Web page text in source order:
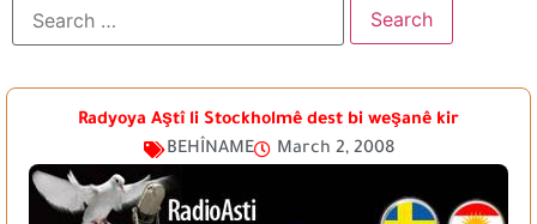
Radyoya Aştî li Stockholmê dest bi weşanê kir
BEHÎNAME
March 2, 2008